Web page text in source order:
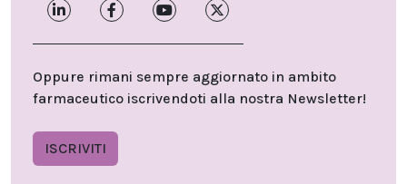
Oppure rimani sempre aggiornato in ambito
farmaceutico iscrivendoti alla nostra Newsletter!
ISCRIVITI